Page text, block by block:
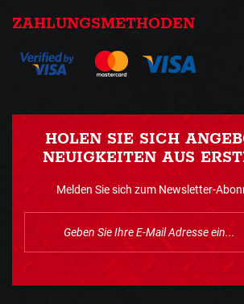
ZAHLUNGSMETHODEN
HOLEN SIE SICH
NEUIGKEITEN AUS
Melden Sie sich zum Newsletter-